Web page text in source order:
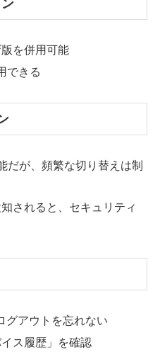
を併用可能
できる
だが、頻繁な切り替えは制
されると、セキュリティ
グアウトを忘れない
ス履歴」を確認